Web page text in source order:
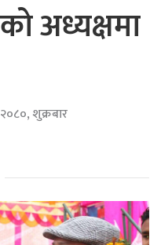
अध्यक्षमा
शुक्रबार